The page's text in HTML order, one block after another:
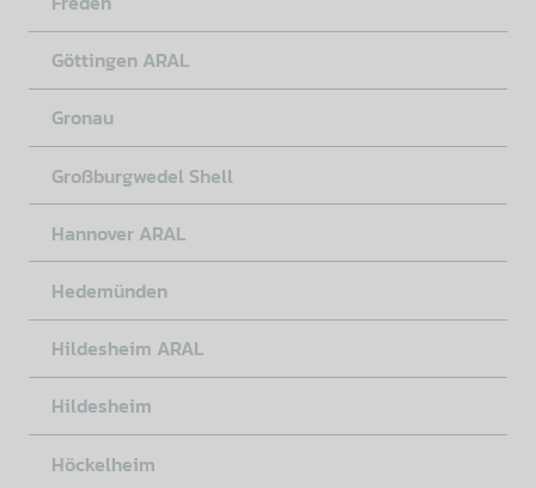
Göttingen ARAL
Gronau
Großburgwedel Shell
Hannover ARAL
Hedemünden
Hildesheim ARAL
Hildesheim
Höckelheim